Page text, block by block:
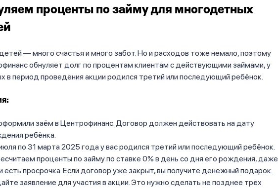
проценты по займу для многодетных
— много счастья и много забот. Но и расходов тоже немало, поэтому
обнуляет долг по процентам клиентам с действующими займами, у
в период проведения акции родился третий или последующий ребёнок.
заём в Центрофинанс. Договор должен действовать на дату
ребёнка.
по 31 марта 2025 года у вас родился третий или последующий ребёнок.
проценты по займу по ставке 0% в день со дня его рождения, даже
есть просрочка. Если договор уже закрыт, вы получите денежный подарок.
заявление для участия в акции. Это нужно сделать не позднее трёх